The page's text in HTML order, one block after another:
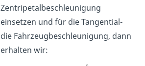
Zentripetalbeschleunigung
einsetzen und für die Tangential-
die Fahrzeugbeschleunigung, dann
erhalten wir: